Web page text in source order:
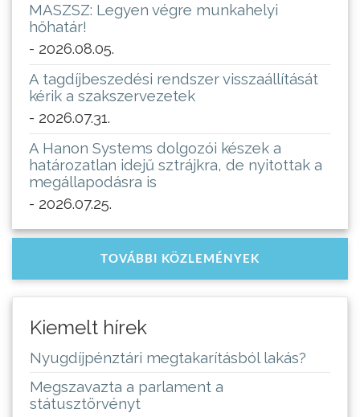
MASZSZ: Legyen végre munkahelyi
hőhatár!
- 2026.08.05.
A tagdíjbeszedési rendszer visszaállítását
kérik a szakszervezetek
- 2026.07.31.
A Hanon Systems dolgozói készek a
határozatlan idejű sztrájkra, de nyitottak a
megállapodásra is
- 2026.07.25.
TOVÁBBI KÖZLEMÉNYEK
Kiemelt hírek
Nyugdíjpénztári megtakarításból lakás?
Megszavazta a parlament a
státusztörvényt